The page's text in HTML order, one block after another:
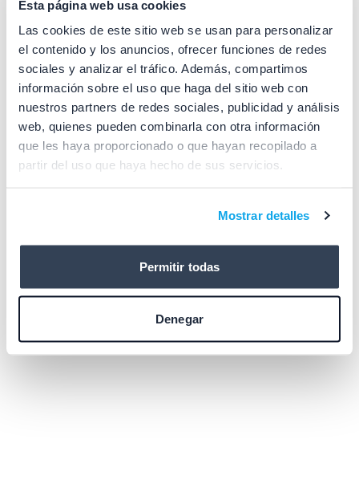
Esta página web usa cookies
Las cookies de este sitio web se usan para personalizar
el contenido y los anuncios, ofrecer funciones de redes
sociales y analizar el tráfico. Además, compartimos
información sobre el uso que haga del sitio web con
nuestros partners de redes sociales, publicidad y análisis
web, quienes pueden combinarla con otra información
que les haya proporcionado o que hayan recopilado a
partir del uso que haya hecho de sus servicios.
Mostrar detalles
Permitir todas
Denegar
Application error: a client-side exception has occurred (see the
browser console for more information).